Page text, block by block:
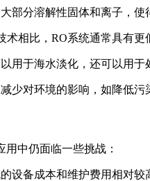
部分溶解性固体和离子，使
术相比，RO系统通常具有
以用于海水淡化，还可以用
少对环境的影响，如降低污
中仍面临一些挑战：
的设备成本和维护费用相对